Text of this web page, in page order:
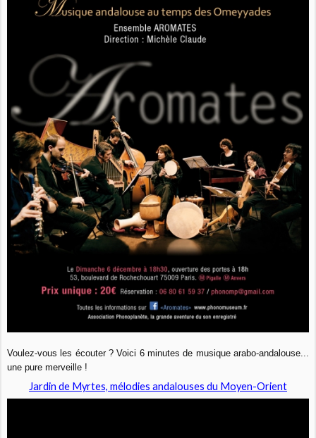
Voulez-vous les écouter ? Voici 6 minutes de musique arabo-andalouse...
une pure merveille !
Jardin de Myrtes, mélodies andalouses du Moyen-Orient